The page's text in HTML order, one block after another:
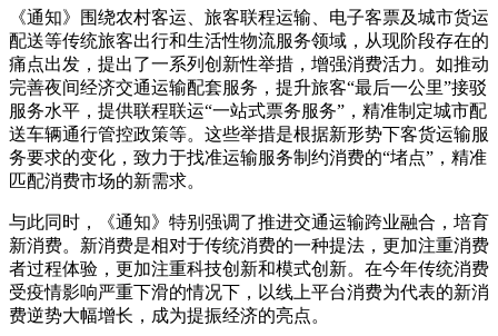
《通知》围绕农村客运、旅客联程运输、电子客票及城市货运
配送等传统旅客出行和生活性物流服务领域，从现阶段存在的
痛点出发，提出了一系列创新性举措，增强消费活力。如推动
完善夜间经济交通运输配套服务，提升旅客“最后一公里”接驳
服务水平，提供联程联运“一站式票务服务”，精准制定城市配
送车辆通行管控政策等。这些举措是根据新形势下客货运输服
务要求的变化，致力于找准运输服务制约消费的“堵点”，精准
匹配消费市场的新需求。
与此同时，《通知》特别强调了推进交通运输跨业融合，培育
新消费。新消费是相对于传统消费的一种提法，更加注重消费
者过程体验，更加注重科技创新和模式创新。在今年传统消费
受疫情影响严重下滑的情况下，以线上平台消费为代表的新消
费逆势大幅增长，成为提振经济的亮点。